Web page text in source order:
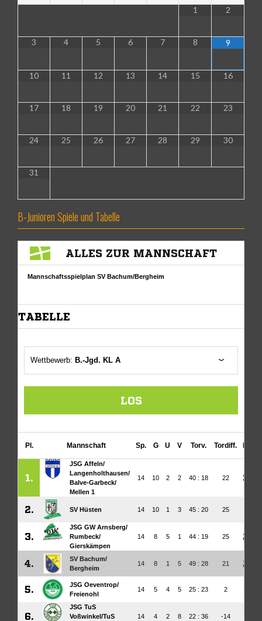
1
2
3 4 5 6 7 8 9
10 11 12 13 14 15 16
17 18 19 20 21 22 23
24 25 26 27 28 29 30
31
B-Junioren Spiele und Tabelle